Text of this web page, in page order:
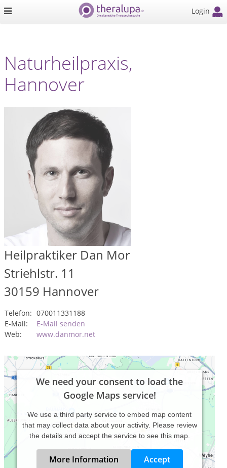
Login
Naturheilpraxis,
Hannover
Heilpraktiker Dan Mor
Striehlstr. 11
30159 Hannover
Telefon: 070011331188
E-Mail:
E-Mail senden
Web:
www.danmor.net
We need your consent to load the
Google Maps service!
We use a third party service to embed map content
that may collect data about your activity. Please review
the details and accept the service to see this map.
More Information Accept